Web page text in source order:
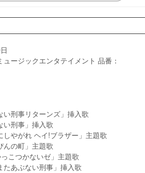
ージックエンタテイメント 品番：
い刑事リターンズ」挿入歌
い刑事」挿入歌
しやがれ ヘイ!ブラザー」主題歌
んの町」主題歌
こつかないゼ」主題歌
たあぶない刑事」挿入歌